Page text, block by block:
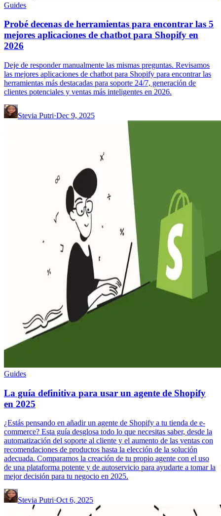
Guides
Probé decenas de herramientas para encontrar las 5
mejores aplicaciones de chatbot para Shopify en
2026
Deje de responder manualmente las mismas preguntas. Revisamos
las mejores aplicaciones de chatbot para Shopify para encontrar las
herramientas más destacadas para soporte 24/7, generación de
clientes potenciales y ventas más inteligentes en 2026.
Stevia Putri·Dec 9, 2025
Guides
La guía definitiva para usar un agente de Shopify
en 2025
¿Estás pensando en añadir un agente de Shopify a tu tienda de e-
commerce? Esta guía desglosa todo lo que necesitas saber, desde la
automatización del soporte al cliente y el aumento de las ventas con
recomendaciones de productos hasta la elección de la solución
adecuada. Comparamos la creación de tu propio agente con el uso
de una plataforma potente y de autoservicio para ayudarte a tomar la
mejor decisión para tu negocio en 2025.
Stevia Putri·Oct 6, 2025